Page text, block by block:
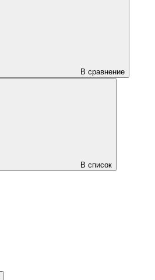
В сравнение
В список